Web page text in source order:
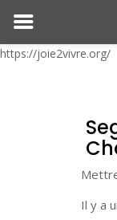
https://joie2vivre.org/
Il y a